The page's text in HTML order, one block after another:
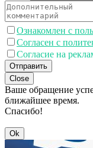
Ознакомлен с
Согласен с
Согласие на
Отправить
Close
Ваше обращение
ближайшее время.
Спасибо!
Ok